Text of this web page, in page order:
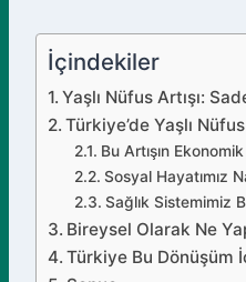
İçindekiler
Yaşlı Nüfus Artışı:
Türkiye’de Yaşlı
Bu Artışın
Sosyal Hayatımız
Sağlık Sistemimiz
Bireysel Olarak Ne
Türkiye Bu Dönüşüm